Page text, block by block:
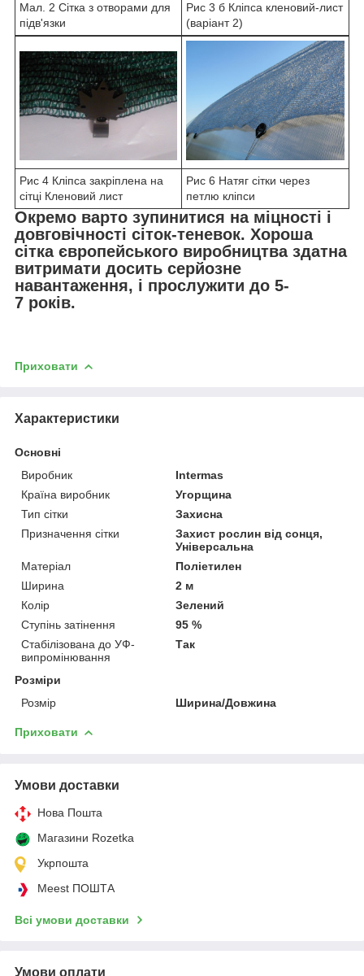
Мал. 2 Сітка з отворами для
підв'язки
Рис 3 б Кліпса кленовий-лист
(варіант 2)
Рис 4 Кліпса закріплена на
сітці Кленовий лист
Рис 6 Натяг сітки через
петлю кліпси
Окремо варто зупинитися на міцності і
довговічності сіток-теневок. Хороша
сітка європейського виробництва здатна
витримати досить серйозне
навантаження, і прослужити до 5-
7 років.
Приховати
Характеристики
Основні
Виробник
Intermas
Країна виробник
Угорщина
Тип сітки
Захисна
Призначення сітки
Захист рослин від сонця,
Універсальна
Матеріал
Поліетилен
Ширина
2 м
Колір
Зелений
Ступінь затінення
95 %
Стабілізована до УФ-
випромінювання
Так
Розміри
Розмір
Ширина/Довжина
Приховати
Умови доставки
Нова Пошта
Магазини Rozetka
Укрпошта
Meest ПОШТА
Всі умови доставки
Умови оплати